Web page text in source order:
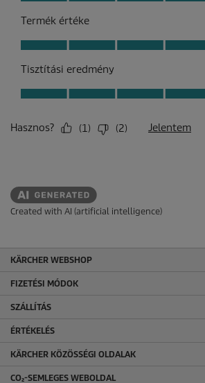
Created with AI (artificial intelligence)
KÄRCHER WEBSHOP
FIZETÉSI MÓDOK
SZÁLLÍTÁS
ÉRTÉKELÉS
KÄRCHER KÖZÖSSÉGI OLDALAK
CO₂-SEMLEGES WEBOLDAL